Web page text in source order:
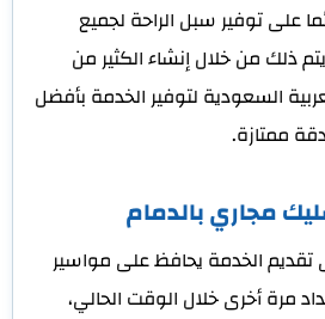
على توفير سبل الراحة لجميع
ذلك من خلال إنشاء الكثير من
السعودية لتوفير الخدمة بأفضل
ممتازة.
مجاري بالدمام
الخدمة يحافظ على مواسير
مرة أخرى خلال الوقت الحالي،